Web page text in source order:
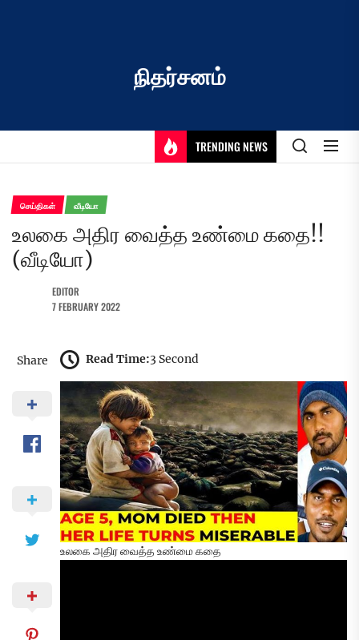
நிதர்சனம்
TRENDING NEWS
செய்திகள் வீடியோ
உலகை அதிர வைத்த உண்மை கதை!!
(வீடியோ)
EDITOR
7 FEBRUARY 2022
Share Read Time:3 Second
உலகை அதிர வைத்த உண்மை கதை